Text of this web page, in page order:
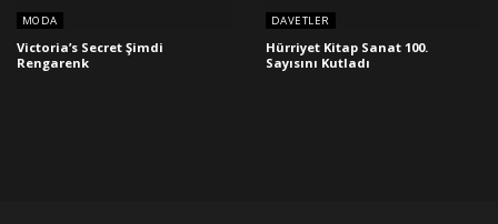
MODA
Victoria’s Secret Şimdi
Rengarenk
DAVETLER
Hürriyet Kitap Sanat 100.
Sayısını Kutladı